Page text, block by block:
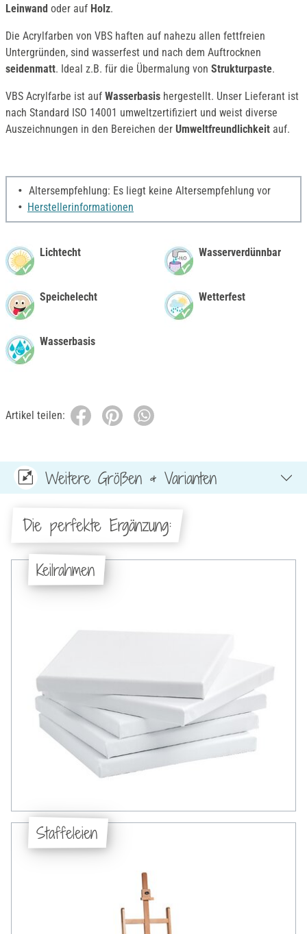
Leinwand oder auf Holz.
Die Acrylfarben von VBS haften auf nahezu allen fettfreien
Untergründen, sind wasserfest und nach dem Auftrocknen
seidenmatt. Ideal z.B. für die Übermalung von Strukturpaste.
VBS Acrylfarbe ist auf Wasserbasis hergestellt. Unser Lieferant ist
nach Standard ISO 14001 umweltzertifiziert und weist diverse
Auszeichnungen in den Bereichen der Umweltfreundlichkeit auf.
Altersempfehlung: Es liegt keine Altersempfehlung vor
Herstellerinformationen
Lichtecht
Speichelecht
Wasserbasis
Wasserverdünnbar
Wetterfest
Artikel teilen:
Weitere Größen & Varianten
Die perfekte Ergänzung:
Keilrahmen
Staffeleien